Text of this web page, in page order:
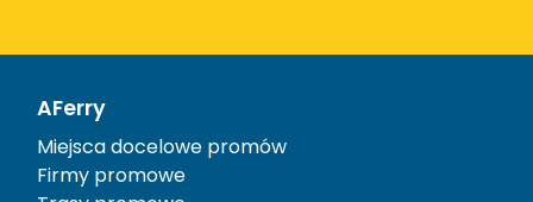
AFerry
Miejsca docelowe promów
Firmy promowe